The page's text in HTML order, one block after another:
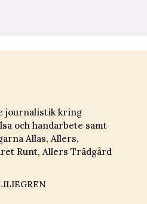
journalistik kring
och handarbete samt
Allas, Allers,
Runt, Allers Trädgård